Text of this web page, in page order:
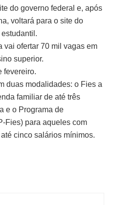
do governo federal e, após
voltará para o site do
vai ofertar 70 mil vagas em
superior.
fevereiro.
duas modalidades: o Fies a
familiar de até três
e o Programa de
Fies) para aqueles com
cinco salários mínimos.